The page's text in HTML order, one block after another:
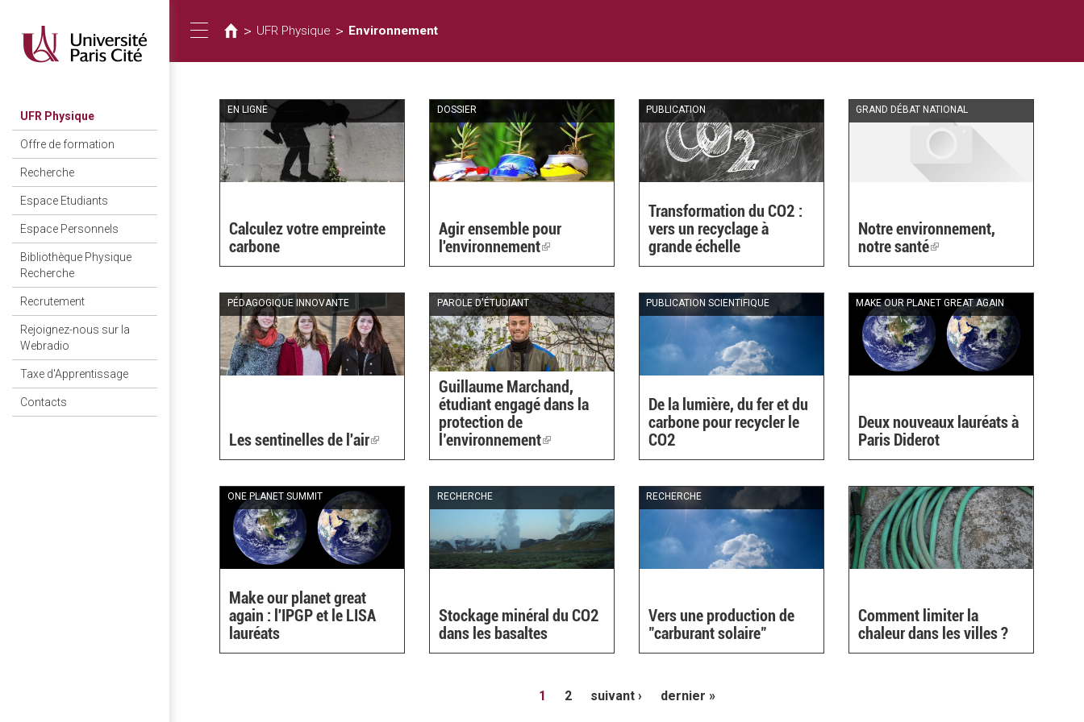
contenu
principal
UFR Physique
Offre de formation
Recherche
Espace Etudiants
Espace Personnels
Bibliothèque Physique
Recherche
Recrutement
Rejoignez-nous sur la
Webradio
Taxe d'Apprentissage
Contacts
Toggle
navigation
êtes
ici
> UFR Physique > Environnement
EN LIGNE
Calculez votre empreinte
carbone
DOSSIER
Agir ensemble pour
l'environnement(link
is
PUBLICATION
Transformation du CO2 :
vers un recyclage à
grande échelle
GRAND DÉBAT NATIONAL
Notre environnement,
notre santé(link
is
PÉDAGOGIQUE INNOVANTE
Les sentinelles de l'air(link
is
PAROLE D'ÉTUDIANT
Guillaume Marchand,
étudiant engagé dans la
protection de
l’environnement(link
is
PUBLICATION SCIENTIFIQUE
De la lumière, du fer et du
carbone pour recycler le
CO2
MAKE OUR PLANET GREAT AGAIN
Deux nouveaux lauréats à
Paris Diderot
ONE PLANET SUMMIT
Make our planet great
again : l'IPGP et le LISA
lauréats
RECHERCHE
Stockage minéral du CO2
dans les basaltes
RECHERCHE
Vers une production de
"carburant solaire"
Comment limiter la
chaleur dans les villes ?
1 2 suivant › dernier »